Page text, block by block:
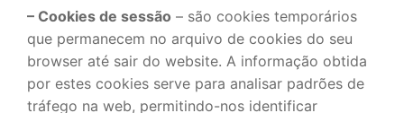
– Cookies de sessão – são cookies temporários
que permanecem no arquivo de cookies do seu
browser até sair do website. A informação obtida
por estes cookies serve para analisar padrões de
tráfego na web, permitindo-nos identificar